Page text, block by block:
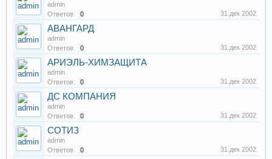
admin
Ответов:
0 31 дек 2002
АВАНГАРД
admin
Ответов:
0 31 дек 2002
АРИЭЛЬ-ХИМЗАЩИТА
admin
Ответов:
0 31 дек 2002
ДС КОМПАНИЯ
admin
Ответов:
0 31 дек 2002
СОТИЗ
admin
Ответов:
0 31 дек 2002